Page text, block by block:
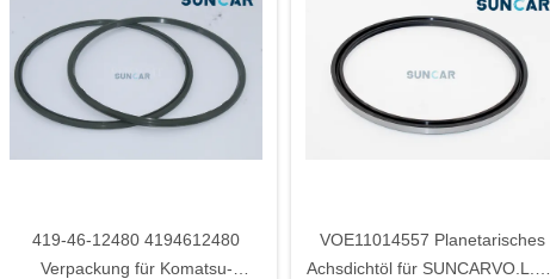
419-46-12480 4194612480
Verpackung für Komatsu-
VOE11014557 Planetarisches
Achsdichtöl für SUNCARVO.L.VO